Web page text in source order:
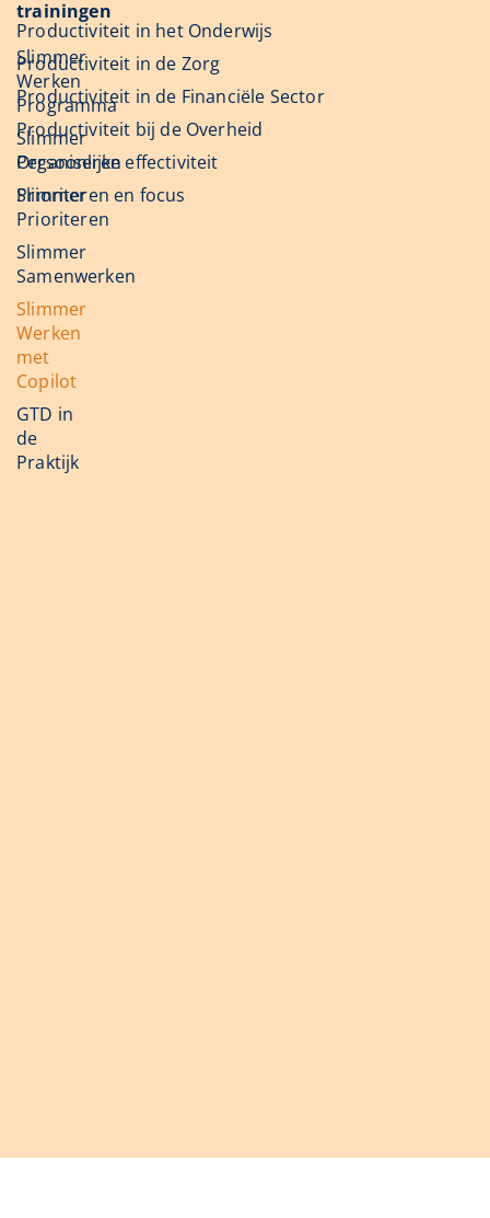
trainingen
Slimmer
Werken
Programma
Slimmer
Organiseren
Slimmer
Prioriteren
Slimmer
Samenwerken
Slimmer
Werken
met
Copilot
GTD in
de
Praktijk
Productiviteit in het Onderwijs
Productiviteit in de Zorg
Productiviteit in de Financiële Sector
Productiviteit bij de Overheid
Persoonlijke effectiviteit
Prioriteren en focus